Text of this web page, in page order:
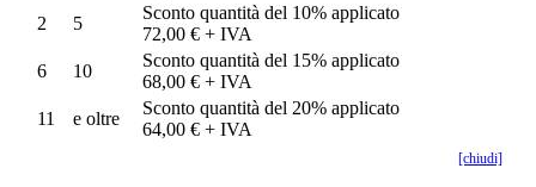
2
5
Sconto quantità del 10% applicato
72,00 € + IVA
6
10
Sconto quantità del 15% applicato
68,00 € + IVA
11
e oltre
Sconto quantità del 20% applicato
64,00 € + IVA
[chiudi]